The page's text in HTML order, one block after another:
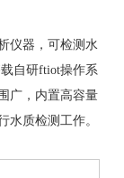
仪器，可检测水
自研ftiot操作系
广，内置高容量
水质检测工作。